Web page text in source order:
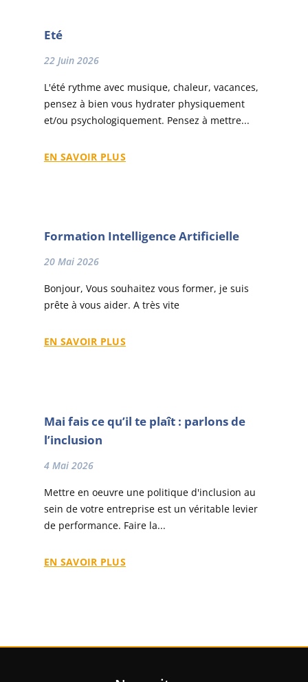
Eté
22 Juin 2026
L'été rythme avec musique, chaleur, vacances,
pensez à bien vous hydrater physiquement
et/ou psychologiquement. Pensez à mettre...
EN SAVOIR PLUS
Formation Intelligence Artificielle
20 Mai 2026
Bonjour, Vous souhaitez vous former, je suis
prête à vous aider. A très vite
EN SAVOIR PLUS
Mai fais ce qu’il te plaît : parlons de
l’inclusion
4 Mai 2026
Mettre en oeuvre une politique d'inclusion au
sein de votre entreprise est un véritable levier
de performance. Faire la...
EN SAVOIR PLUS